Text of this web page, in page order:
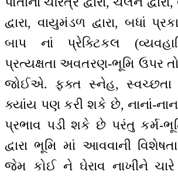
દ્વારા, વાયુમંડળ દ્વારા, બધાં
બાપ નાં પ્રેક્ટિકલ
પ્રત્યક્ષતા અવતરણ-ભૂમિ ઉપર
જોઈએ. ફક્ત સ્નેહ, સ્વચ્છતા
ક્યાંય પણ કરી શકે છે, નાનાં-
પ્રભાવ પડી શકે છે પરંતુ કર્મ-
દ્વારા ભૂમિ માં આવવાની
જેમ કોઈ ને ઘેરાવ નાખીને